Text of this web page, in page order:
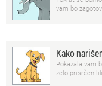
vam bo
Kako
Pokazala vam
zelo prisrčen